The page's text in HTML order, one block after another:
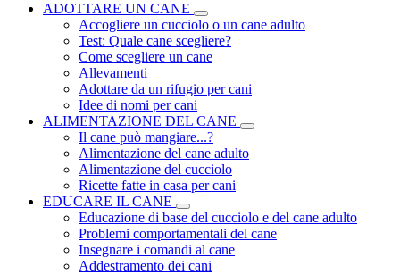
ADOTTARE UN CANE
Accogliere un cucciolo o un cane adulto
Test: Quale cane scegliere?
Come scegliere un cane
Allevamenti
Adottare da un rifugio per cani
Idee di nomi per cani
ALIMENTAZIONE DEL CANE
Il cane può mangiare...?
Alimentazione del cane adulto
Alimentazione del cucciolo
Ricette fatte in casa per cani
EDUCARE IL CANE
Educazione di base del cucciolo e del cane adulto
Problemi comportamentali del cane
Insegnare i comandi al cane
Addestramento dei cani